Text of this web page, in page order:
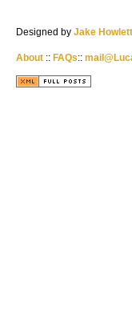
Designed by Jake Howlett
About :: FAQs::